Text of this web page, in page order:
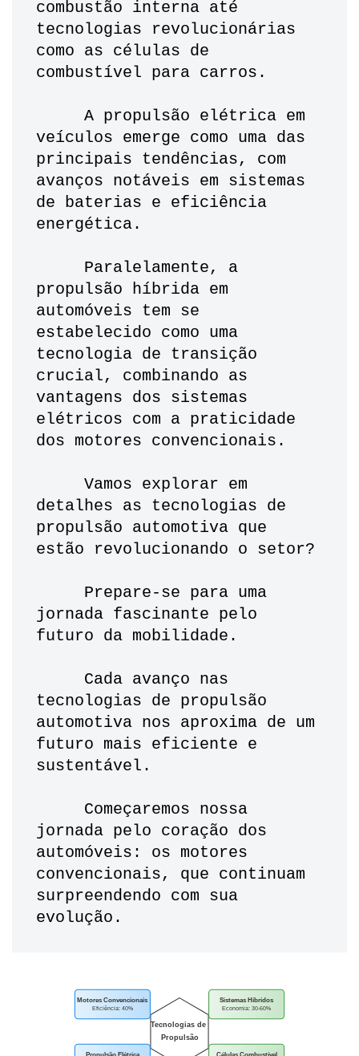
combustão interna até
tecnologias revolucionárias
como as células de
combustível para carros.
veículos emerge como uma das
principais tendências, com
avanços notáveis em sistemas
de baterias e eficiência
energética.
propulsão híbrida em
automóveis tem se
estabelecido como uma
tecnologia de transição
crucial, combinando as
vantagens dos sistemas
elétricos com a praticidade
dos motores convencionais.
detalhes as tecnologias de
propulsão automotiva que
jornada fascinante pelo
futuro da mobilidade.
tecnologias de propulsão
automotiva nos aproxima de um
futuro mais eficiente e
sustentável.
jornada pelo coração dos
automóveis: os motores
convencionais, que continuam
surpreendendo com sua
evolução.
Tecnologias de
Propulsão
Motores Convencionais
Eficiência: 40%
Sistemas Híbridos
Economia: 30-60%
Propulsão Elétrica Células Combustível